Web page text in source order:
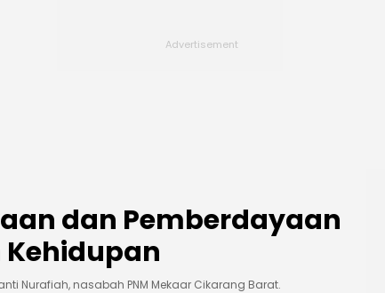
dan Pemberdayaan
Nurafiah, nasabah PNM Mekaar Cikarang Barat.